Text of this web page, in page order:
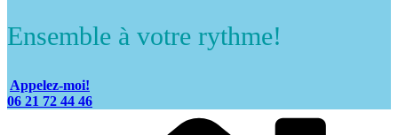
Ensemble à votre rythme!
Appelez-moi!
06 21 72 44 46